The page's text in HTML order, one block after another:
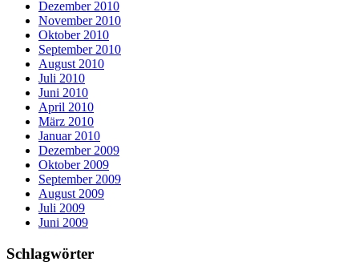
Dezember 2010
November 2010
Oktober 2010
September 2010
August 2010
Juli 2010
Juni 2010
April 2010
März 2010
Januar 2010
Dezember 2009
Oktober 2009
September 2009
August 2009
Juli 2009
Juni 2009
Schlagwörter